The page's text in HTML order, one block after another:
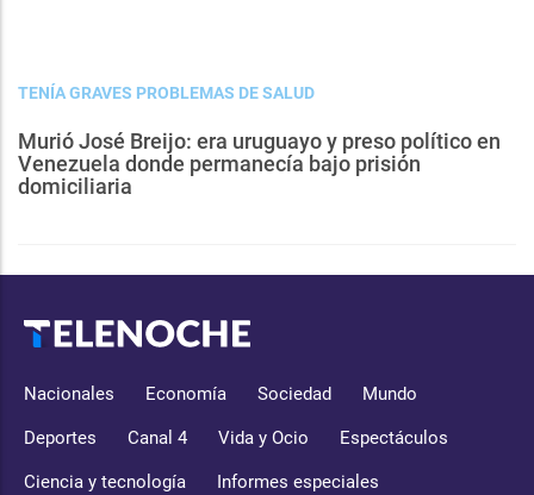
TENÍA GRAVES PROBLEMAS DE SALUD
Murió José Breijo: era uruguayo y preso político en
Venezuela donde permanecía bajo prisión
domiciliaria
Nacionales Economía Sociedad Mundo
Deportes Canal 4 Vida y Ocio Espectáculos
Ciencia y tecnología Informes especiales